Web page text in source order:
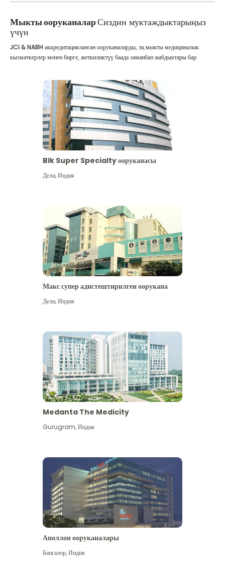
Мыкты ооруканаларСиздин муктаждыктарыңыз
үчүн
JCI & NABH аккредитацияланган ооруканаларды, эң мыкты медициналык
кызматкерлер менен бирге, жеткиликтүү баада заманбап жабдыктары бар.
Blk Super Specialty ооруканасы
Дели,Индия
Макс супер адистештирилген оорукана
Дели,Индия
Medanta The Medicity
Gurugram,Индия
Аполлон ооруканалары
Бангалор,Индия